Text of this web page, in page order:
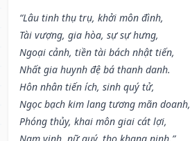
“Lâu tinh thụ trụ, khởi môn đình,
Tài vượng, gia hòa, sự sự hưng,
Ngoại cảnh, tiền tài bách nhật tiến,
Nhất gia huynh đệ bá thanh danh.
Hôn nhân tiến ích, sinh quý tử,
Ngọc bạch kim lang tương mãn doanh,
Phóng thủy, khai môn giai cát lợi,